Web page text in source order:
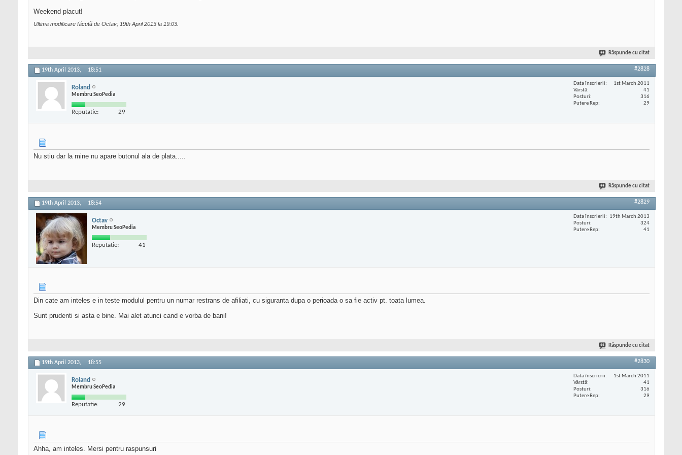
Weekend placut!
Ultima modificare făcută de Octav; 19th April 2013 la 19:03
Răspunde cu citat
19th April 2013, 18:51 #2828
Roland
Membru SeoPedia
Reputatie: 29
Data înscrierii
1st March 2011
Vârstă
41
Posturi
316
Putere Rep
29
Nu stiu dar la mine nu apare butonul ala de plata.....
Răspunde cu citat
19th April 2013, 18:54 #2829
Octav
Membru SeoPedia
Reputatie: 41
Data înscrierii
19th March 2013
Posturi
324
Putere Rep
41
Din cate am inteles e in teste modulul pentru un numar restrans de afiliati, cu siguranta dupa o perioada o sa fie activ pt. toata lumea.
Sunt prudenti si asta e bine. Mai alet atunci cand e vorba de bani!
Răspunde cu citat
19th April 2013, 18:55 #2830
Roland
Membru SeoPedia
Reputatie: 29
Data înscrierii
1st March 2011
Vârstă
41
Posturi
316
Putere Rep
29
Ahha, am inteles. Mersi pentru raspunsuri